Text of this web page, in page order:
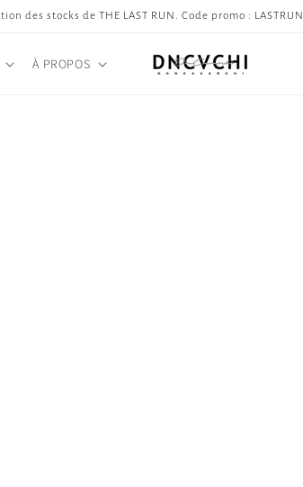
des stocks de THE LAST RUN. Code promo :
À PROPOS